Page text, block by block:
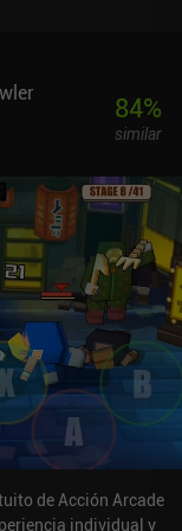
exactamente lo
y superrápido. Y
en
para nuestros
activar uno
dan oro extra en la
etc. El
le dan un gran
es que el juego
juego del
mejor.UFO99 se
de personajes,
anuncios que
de los iAPs
minutos que es
que jugar.
84%
similar
de Acción Arcade
individual y